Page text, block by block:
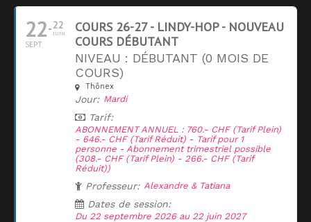
22
SEPT
22
JUIN
COURS 26-27 - LINDY-HOP - NOUVEAU
COURS DÉBUTANT
NIVEAU : DÉBUTANT (0 MOIS DE
COURS)
Thônex
Jour: Mardi
Tarif:
ABONNEMENT ANNUEL : 760.- CHF (Tarif Plein)
- 646.- CHF (Tarif Réduit) - Tarif pour 1
personne - Abonnement trimestriel possible
(308.- CHF (Tarif Plein) - 266.- CHF (Tarif
Réduit))
Professeur: Alexandre & Tatiana
Dates de session:
Du 22 septembre 2026 au 22 juin 2027